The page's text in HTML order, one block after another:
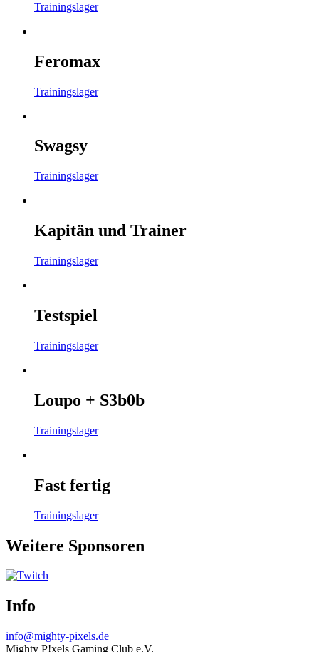
Trainingslager
Feromax
Trainingslager
Swagsy
Trainingslager
Kapitän und Trainer
Trainingslager
Testspiel
Trainingslager
Loupo + S3b0b
Trainingslager
Fast fertig
Trainingslager
Weitere Sponsoren
Info
info@mighty-pixels.de
Mighty P!xels Gaming Club e.V.